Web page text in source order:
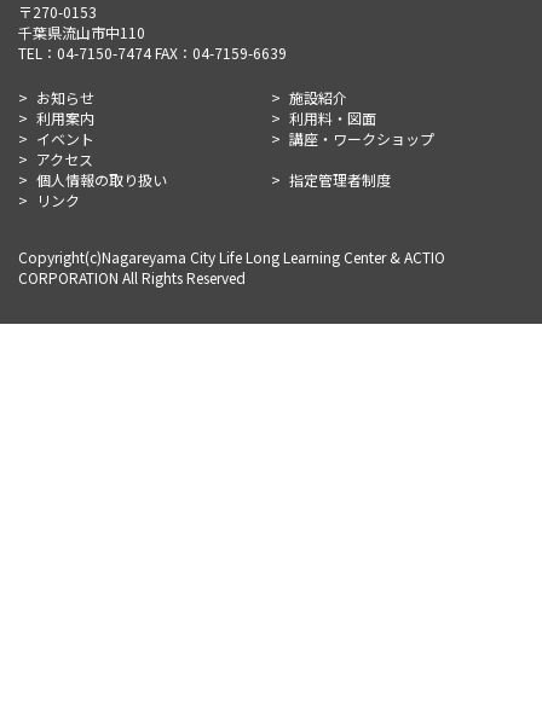
〒270-0153
千葉県流山市中110
TEL：04-7150-7474 FAX：04-7159-6639
お知らせ
施設紹介
利用案内
利用料・図面
イベント
講座・ワークショップ
アクセス
個人情報の取り扱い
指定管理者制度
リンク
Copyright(c)Nagareyama City Life Long Learning Center & ACTIO
CORPORATION All Rights Reserved